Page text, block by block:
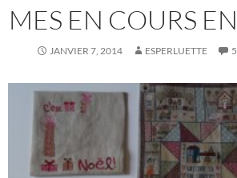
MES EN COURS
JANVIER 7, 2014 ESPERLUETTE